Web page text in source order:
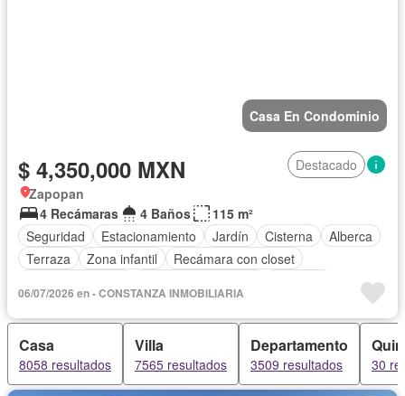
Casa En Condominio
$ 4,350,000 MXN
Destacado
Zapopan
4 Recámaras
4 Baños
115 m²
Seguridad
Estacionamiento Jardín Cisterna
Alberca
Terraza
Zona infantil
Recámara con closet
Permite mascotas
Sin amueblar
06/07/2026 en - CONSTANZA INMOBILIARIA
Casa
8058 resultados
Villa
7565 resultados
Departamento
3509 resultados 30